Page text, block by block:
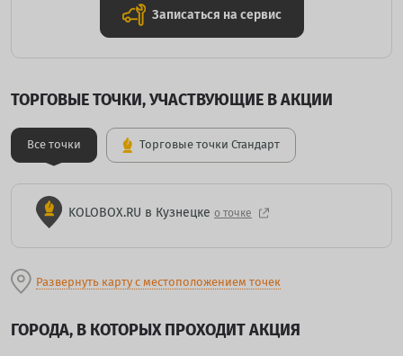
Записаться на сервис
ТОРГОВЫЕ ТОЧКИ, УЧАСТВУЮЩИЕ В АКЦИИ
Все точки Торговые точки Стандарт
KOLOBOX.RU в Кузнецке о точке
Развернуть карту с местоположением точек
ГОРОДА, В КОТОРЫХ ПРОХОДИТ АКЦИЯ